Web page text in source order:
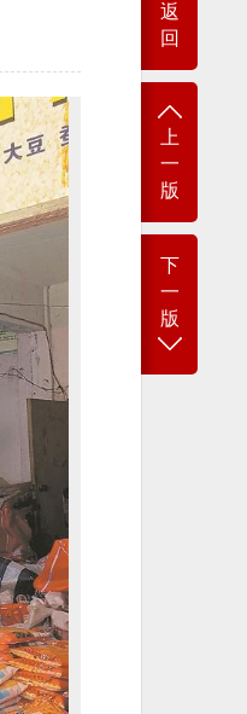
返
回
上
一
版
下
一
版